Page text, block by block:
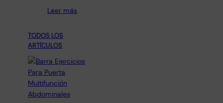
Leer más
TODOS LOS
ARTÍCULOS